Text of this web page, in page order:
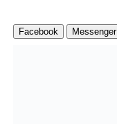
Facebook Messenger